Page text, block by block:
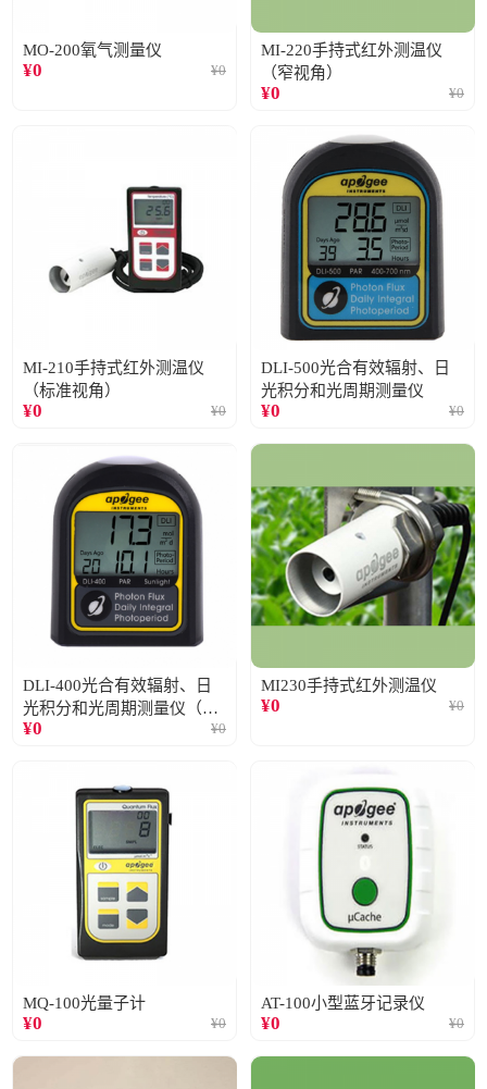
MO-200氧气测量仪
¥0 ¥0
MI-220手持式红外测温仪
（窄视角）
¥0 ¥0
MI-210手持式红外测温仪
（标准视角）
¥0 ¥0
DLI-500光合有效辐射、日
光积分和光周期测量仪
¥0 ¥0
DLI-400光合有效辐射、日
光积分和光周期测量仪（仅
阳光）
¥0 ¥0
MI230手持式红外测温仪
¥0 ¥0
MQ-100光量子计
¥0 ¥0
AT-100小型蓝牙记录仪
¥0 ¥0